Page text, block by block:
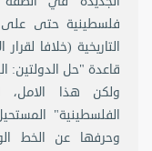
قاعدة "حل الدولتين:
ولكن هذا الامل،
الفلسطينية"
وحرفها عن الخط